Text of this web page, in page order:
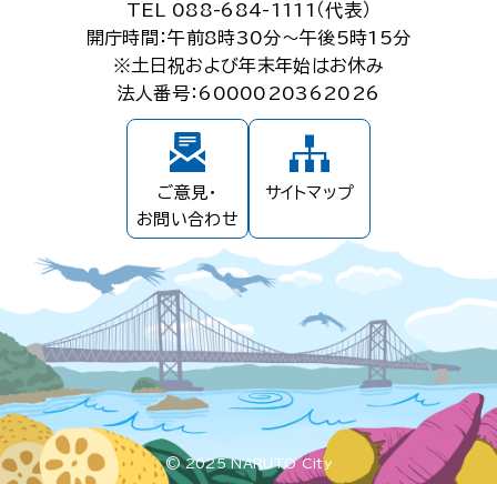
TEL 088-684-1111（代表）
開庁時間：午前8時30分～午後5時15分
※土日祝および年末年始はお休み
法人番号：6000020362026
ご意見・
お問い合わせ
サイトマップ
© 2025 NARUTO City